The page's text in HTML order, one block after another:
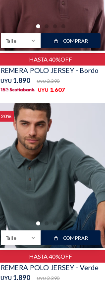
Talle COMPRAR
HASTA 40%OFF
REMERA POLO JERSEY - Bordo
UYU 1.890 UYU 2.390
UYU 1.607
20
Talle COMPRAR
HASTA 40%OFF
REMERA POLO JERSEY - Verde
UYU 1.890 UYU 2.390